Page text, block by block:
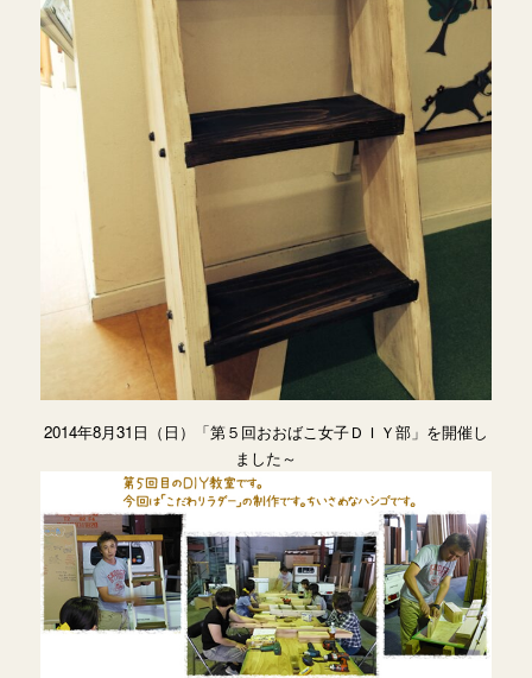
2014年8月31日（日）「第５回おおばこ女子ＤＩＹ部」を開催し
ました～